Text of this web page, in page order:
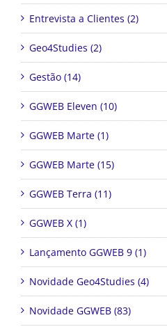
Entrevista a Clientes (2)
Geo4Studies (2)
Gestão (14)
GGWEB Eleven (10)
GGWEB Marte (1)
GGWEB Marte (15)
GGWEB Terra (11)
GGWEB X (1)
Lançamento GGWEB 9 (1)
Novidade Geo4Studies (4)
Novidade GGWEB (83)